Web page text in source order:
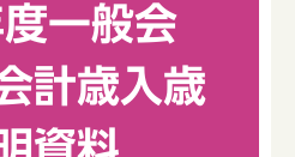
一般会
計歳入歳
資料